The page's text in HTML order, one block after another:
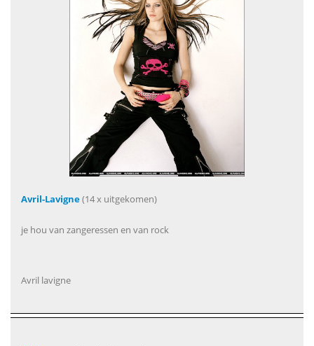
Avril-Lavigne(14 x uitgekomen)
je hou van zangeressen en van rock
Avril lavigne